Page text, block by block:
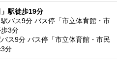
駅徒歩19分
バス9分 バス停「市立体育館・市
3分
ス9分 バス停「市立体育館・市民
分